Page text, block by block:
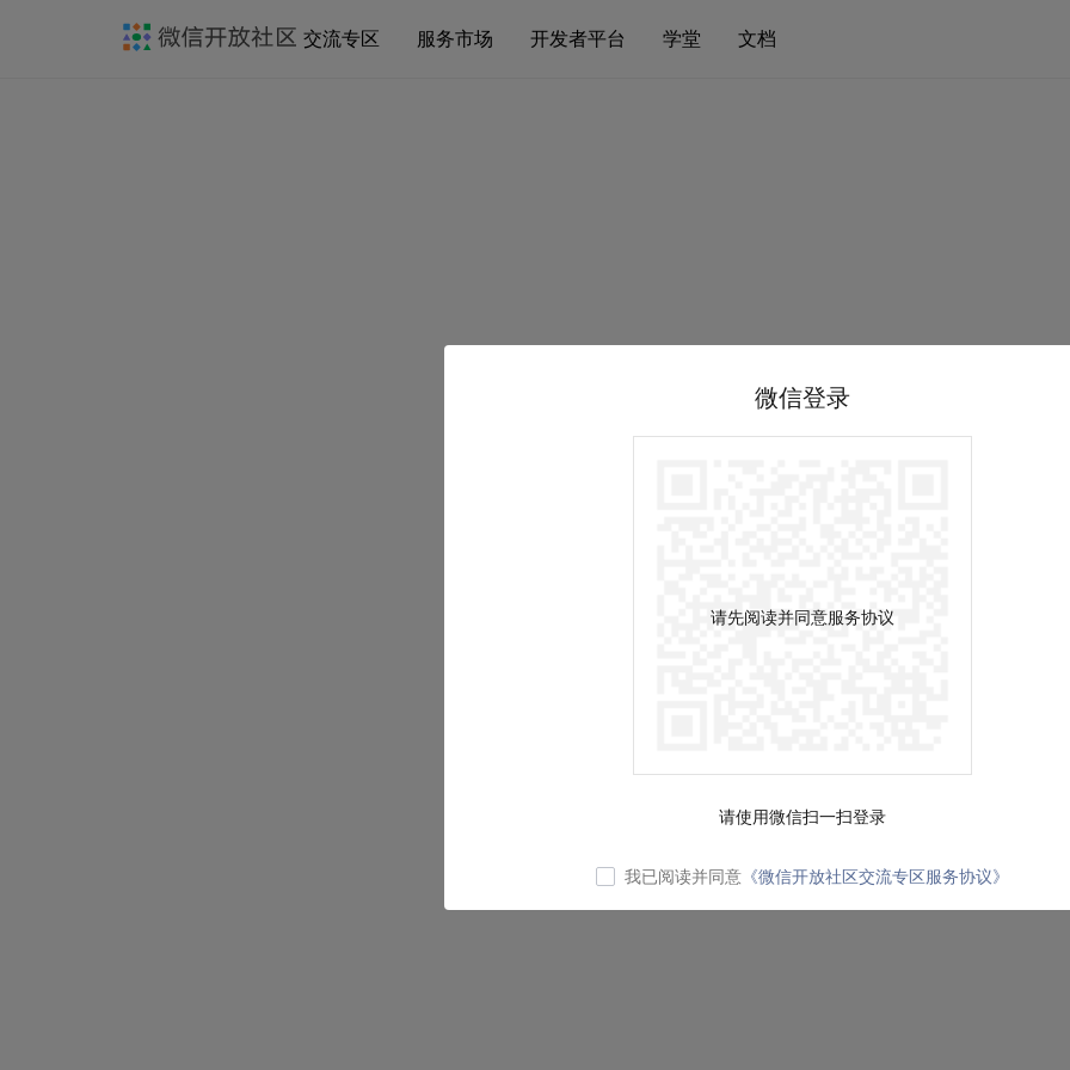
交流专区 服务市场 开发者平台 学堂 文档
微信登录
请先阅读并同意服务协议
请使用微信扫一扫登录
我已阅读并同意 《微信开放社区交流专区服务协议》